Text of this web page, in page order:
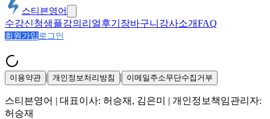
스티븐영어
수강신청샘플강의 리얼후기 장바구니 강사소개FAQ
회원가입 로그인
이용약관 | 개인정보처리방침 | 이메일주소무단수집거부
스티븐영어 | 대표이사: 허승재, 김은미
| 개인정보책임관리자:
허승재